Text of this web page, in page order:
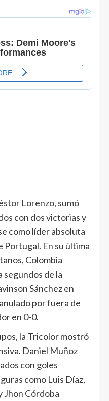
Lorenzo, sumó
con dos victorias y
como líder absoluta
Portugal. En su última
Colombia
segundos de la
Sánchez en
por fuera de
en 0-0.
la Tricolor mostró
Daniel Muñoz
con goles
como Luis Díaz,
Jhon Córdoba